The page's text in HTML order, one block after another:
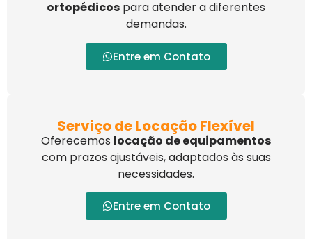
ortopédicos para atender a diferentes
demandas.
Entre em Contato
Serviço de Locação Flexível
Oferecemos locação de equipamentos
com prazos ajustáveis, adaptados às suas
necessidades.
Entre em Contato